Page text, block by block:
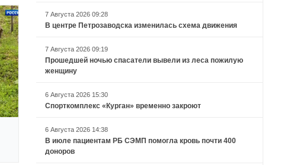
7 Августа 2026 09:28
В центре Петрозаводска изменилась схема движения
7 Августа 2026 09:19
Прошедшей ночью спасатели вывели из леса пожилую
женщину
6 Августа 2026 15:30
Спорткомплекс «Курган» временно закроют
6 Августа 2026 14:38
В июле пациентам РБ СЭМП помогла кровь почти 400
доноров